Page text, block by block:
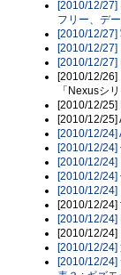
[2010/12/27]
フリー、デ
[2010/12/27]
[2010/12/27]
[2010/12/27]
[2010/12/26]
「Nexusシ
[2010/12/25]
[2010/12/25]
[2010/12/24]
[2010/12/24]
[2010/12/24]
[2010/12/24]
[2010/12/24]
[2010/12/
[2010/12/24]
[2010/12/24]
[2010/12/
[2010/12/24]